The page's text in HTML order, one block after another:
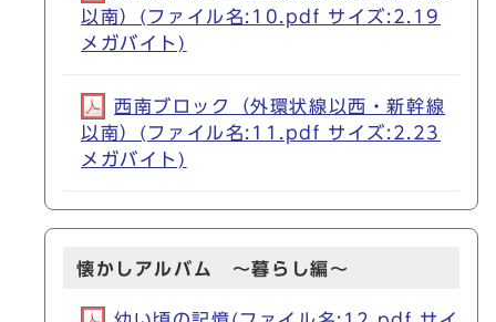
以南）(ファイル名:10.pdf サイズ:2.19
メガバイト)
西南ブロック（外環状線以西・新幹線
以南）(ファイル名:11.pdf サイズ:2.23
メガバイト)
懐かしアルバム ～暮らし編～